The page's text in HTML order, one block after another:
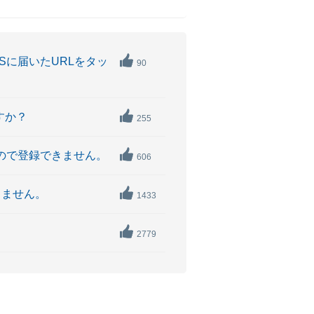
に届いたURLをタッ 90
？ 255
登録できません。 606
せん。 1433
2779